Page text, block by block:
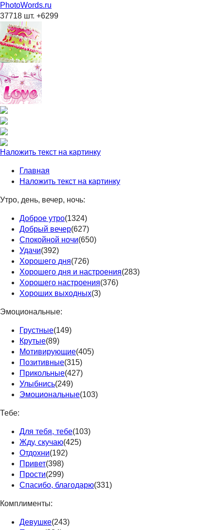
PhotoWords.ru
37718 шт. +6299
Наложить текст на картинку
Главная
Наложить текст на картинку
Утро, день, вечер, ночь:
Доброе утро(1324)
Добрый вечер(627)
Спокойной ночи(650)
Удачи(392)
Хорошего дня(726)
Хорошего дня и настроения(283)
Хорошего настроения(376)
Хороших выходных(3)
Эмоциональные:
Грустные(149)
Крутые(89)
Мотивирующие(405)
Позитивные(315)
Прикольные(427)
Улыбнись(249)
Эмоциональные(103)
Тебе:
Для тебя, тебе(103)
Жду, скучаю(425)
Отдохни(192)
Привет(398)
Прости(299)
Спасибо, благодарю(331)
Комплименты:
Девушке(243)